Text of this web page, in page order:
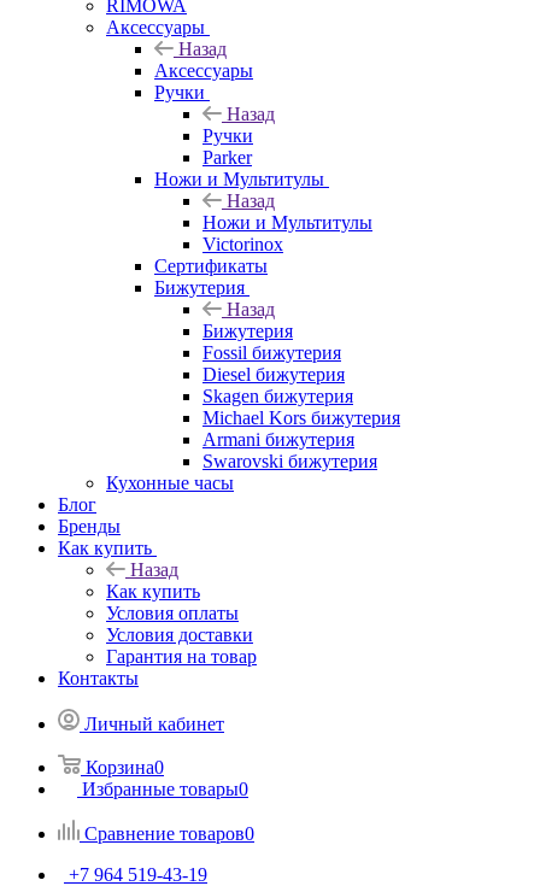
RIMOWA
Аксессуары
Назад
Аксессуары
Ручки
Назад
Ручки
Parker
Ножи и Мультитулы
Назад
Ножи и Мультитулы
Victorinox
Сертификаты
Бижутерия
Назад
Бижутерия
Fossil бижутерия
Diesel бижутерия
Skagen бижутерия
Michael Kors бижутерия
Armani бижутерия
Swarovski бижутерия
Кухонные часы
Блог
Бренды
Как купить
Назад
Как купить
Условия оплаты
Условия доставки
Гарантия на товар
Контакты
Личный кабинет
Корзина0
Избранные товары0
Сравнение товаров0
+7 964 519-43-19